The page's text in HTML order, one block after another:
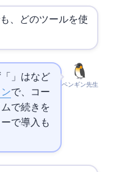
、どのツールを使
ペンギン先生
」はなど
で、コー
ムで続きを
で導入も